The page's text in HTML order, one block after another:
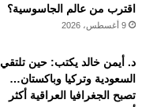
اقترب من عالم الجاسوسية؟
9 أغسطس، 2026
د. أيمن خالد يكتب: حين تلتقي
السعودية وتركيا وباكستان…
تصبح الجغرافيا العراقية أكثر